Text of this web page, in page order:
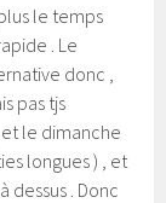
le temps
. Le
donc ,
pas tjs
le dimanche
longues ) , et
dessus . Donc